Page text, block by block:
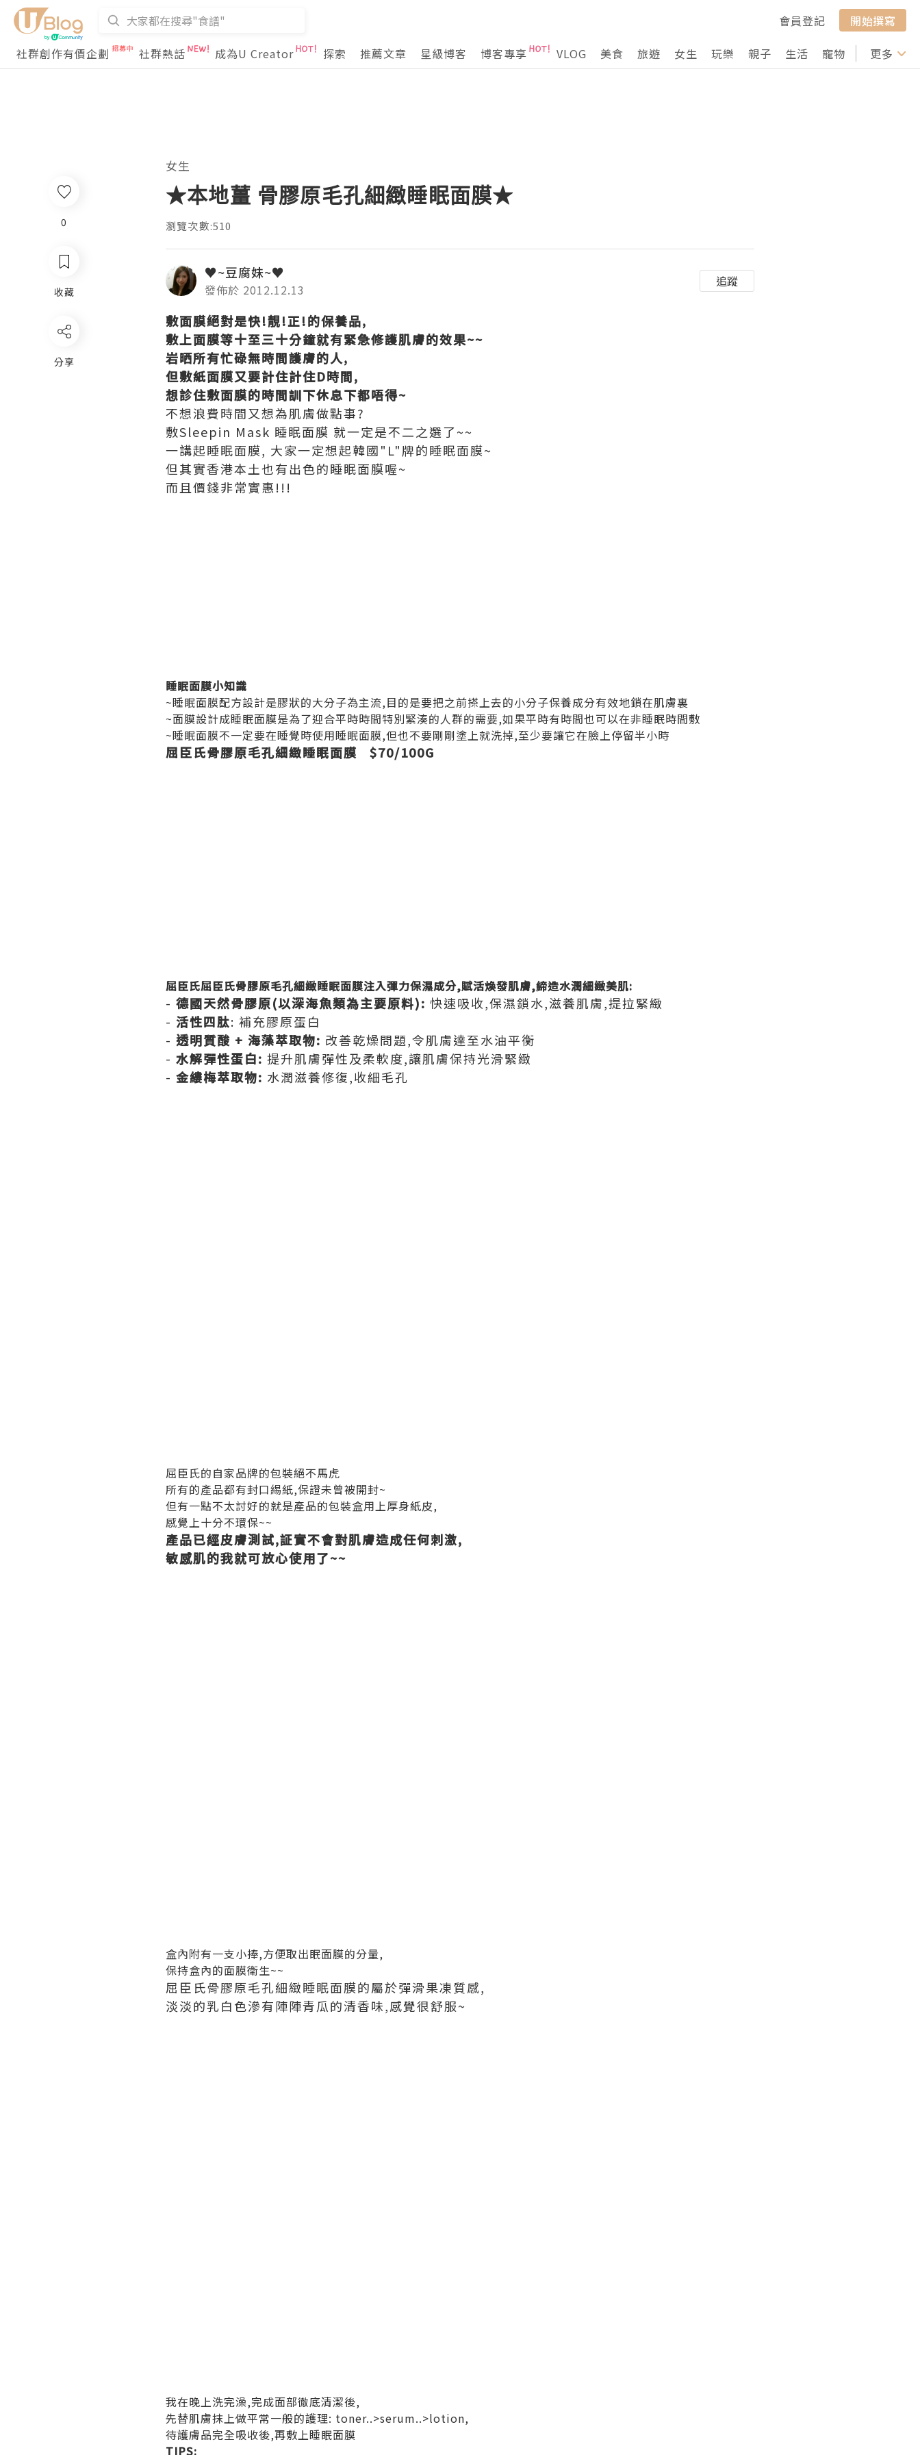
會員登記
開始撰寫
社群創作有價企劃
社群熱話 成為U Creator 探索 推薦文章 星級博客 博客專享 VLOG 美食 旅遊 女生 玩樂 親子 生活 寵物 行山 打卡
更多
0
收藏
分享
女生
★本地薑 骨膠原毛孔細緻睡眠面膜★
瀏覽次數:510
♥~豆腐妹~♥
發佈於 2012.12.13
追蹤
敷面膜絕對是快!靚!正!的保養品,
敷上面膜等十至三十分鐘就有緊急修護肌膚的效果~~
岩晒所有忙碌無時間護膚的人,
但敷紙面膜又要計住計住D時間,
想診住敷面膜的時間訓下休息下都唔得~
不想浪費時間又想為肌膚做點事?
敷Sleepin Mask 睡眠面膜 就一定是不二之選了~~
一講起睡眠面膜, 大家一定想起韓國"L"牌的睡眠面膜~
但其實香港本土也有出色的睡眠面膜喔~
而且價錢非常實惠!!!
睡眠面膜小知識
~睡眠面膜配方設計是膠狀的大分子為主流,目的是要把之前搽上去的小分子保養成分有效地鎖在肌膚裏
~面膜設計成睡眠面膜是為了迎合平時時間特別緊湊的人群的需要,如果平時有時間也可以在非睡眠時間敷
~睡眠面膜不一定要在睡覺時使用睡眠面膜,但也不要剛剛塗上就洗掉,至少要讓它在臉上停留半小時
屈臣氏骨膠原毛孔細緻睡眠面膜 $70/100G
屈臣氏屈臣氏骨膠原毛孔細緻睡眠面膜注入彈力保濕成分,賦活煥發肌膚,締造水潤細緻美肌:
- 德國天然骨膠原(以深海魚類為主要原料): 快速吸收,保濕鎖水,滋養肌膚,提拉緊緻
- 活性四肽: 補充膠原蛋白
- 透明質酸 + 海藻萃取物: 改善乾燥問題,令肌膚達至水油平衡
- 水解彈性蛋白: 提升肌膚彈性及柔軟度,讓肌膚保持光滑緊緻
- 金縷梅萃取物: 水潤滋養修復,收細毛孔
屈臣氏的自家品牌的包裝絕不馬虎
所有的產品都有封口緆紙,保證未曾被開封~
但有一點不太討好的就是產品的包裝盒用上厚身紙皮,
感覺上十分不環保~~
產品已經皮膚測試,証實不會對肌膚造成任何刺激,
敏感肌的我就可放心使用了~~
盒內附有一支小捧,方便取出眠面膜的分量,
保持盒內的面膜衛生~~
屈臣氏骨膠原毛孔細緻睡眠面膜的屬於彈滑果凍質感,
淡淡的乳白色滲有陣陣青瓜的清香味,感覺很舒服~
我在晚上洗完澡,完成面部徹底清潔後,
先替肌膚抹上做平常一般的護理: toner..>serum..>lotion,
待護膚品完全吸收後,再敷上睡眠面膜
TIPS: